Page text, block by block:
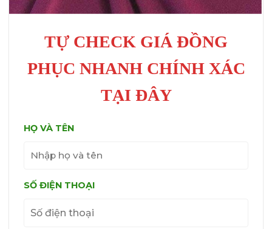
TỰ CHECK GIÁ ĐỒNG
PHỤC NHANH CHÍNH XÁC
TẠI ĐÂY
HỌ VÀ TÊN
SỐ ĐIỆN THOẠI